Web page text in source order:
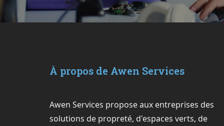
À propos de Awen Services
Awen Services propose aux entreprises des
solutions de propreté, d'espaces verts, de